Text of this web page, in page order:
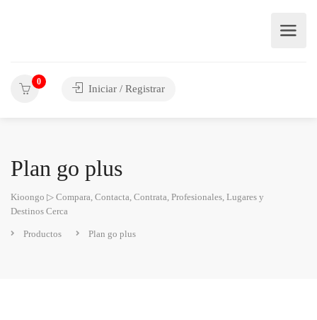
0
Iniciar / Registrar
Plan go plus
Kioongo ▷ Compara, Contacta, Contrata, Profesionales, Lugares y
Destinos Cerca
Productos Plan go plus